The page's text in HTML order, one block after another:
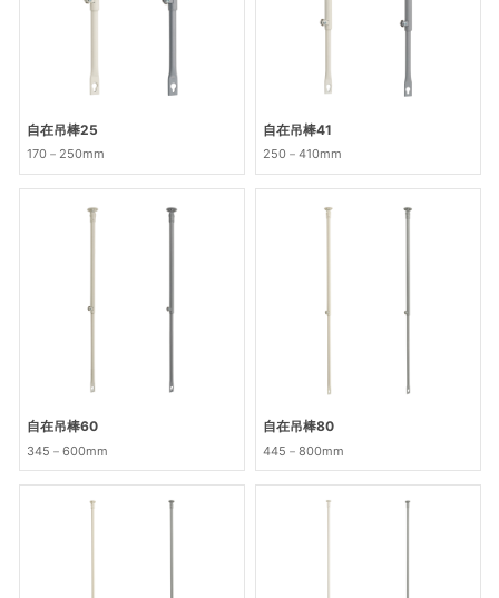
自在吊棒25
170－250mm
自在吊棒41
250－410mm
自在吊棒60
345－600mm
自在吊棒80
445－800mm